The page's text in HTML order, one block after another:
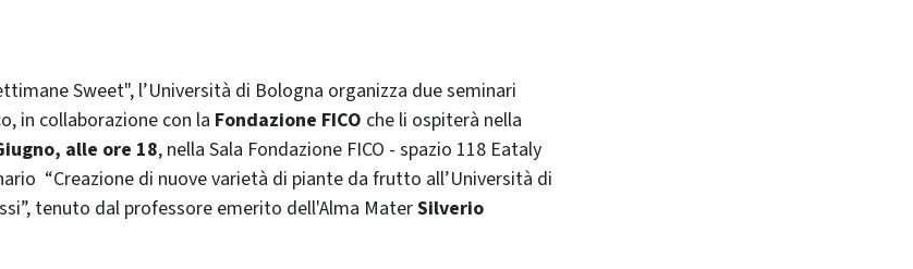
Sweet", l’Università di Bologna organizza due seminari
in collaborazione con la Fondazione FICO che li ospiterà nella
alle ore 18, nella Sala Fondazione FICO - spazio 118 Eataly
“Creazione di nuove varietà di piante da frutto all’Università di
tenuto dal professore emerito dell'Alma MaterSilverio